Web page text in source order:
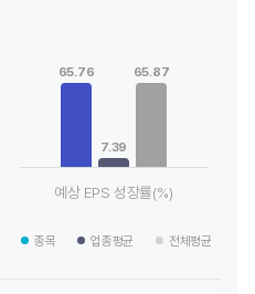
categories.
values. Data ranges from
The chart has 1 X axis
The chart has 1 Y axis
65.76
7.39
65.87
예상 EPS 성장률(%)
종목 업종평균 전체평균